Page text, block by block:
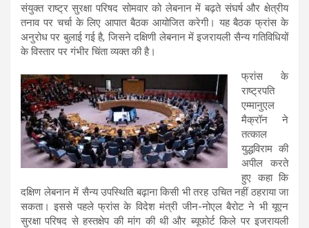
संयुक्त राष्ट्र सुरक्षा परिषद सोमवार को लेबनान में बढ़ते संघर्ष और क्षेत्रीय
तनाव पर चर्चा के लिए आपात बैठक आयोजित करेगी। यह बैठक फ्रांस के
अनुरोध पर बुलाई गई है, जिसने दक्षिणी लेबनान में इजरायली सैन्य गतिविधियों
के विस्तार पर गंभीर चिंता व्यक्त की है।
फ्रांस के
राष्ट्रपति
एम्मानुएल
मैक्रॉनने
तत्काल
युद्धविराम की
अपील करते
हुए कहा कि
दक्षिण लेबनान में सैन्य उपस्थिति बढ़ाना किसी भी तरह उचित नहीं ठहराया जा
सकता। इससे पहले फ्रांस के विदेश मंत्री जीन-नोएल बैरोट ने भी यूएन
सुरक्षा परिषद से हस्तक्षेप की मांग की थी और ब्यूफोर्ट किले पर इजरायली